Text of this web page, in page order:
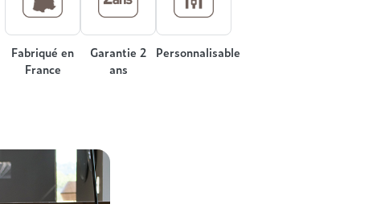
Fabriqué en
France
Garantie 2
ans
Personnalisable